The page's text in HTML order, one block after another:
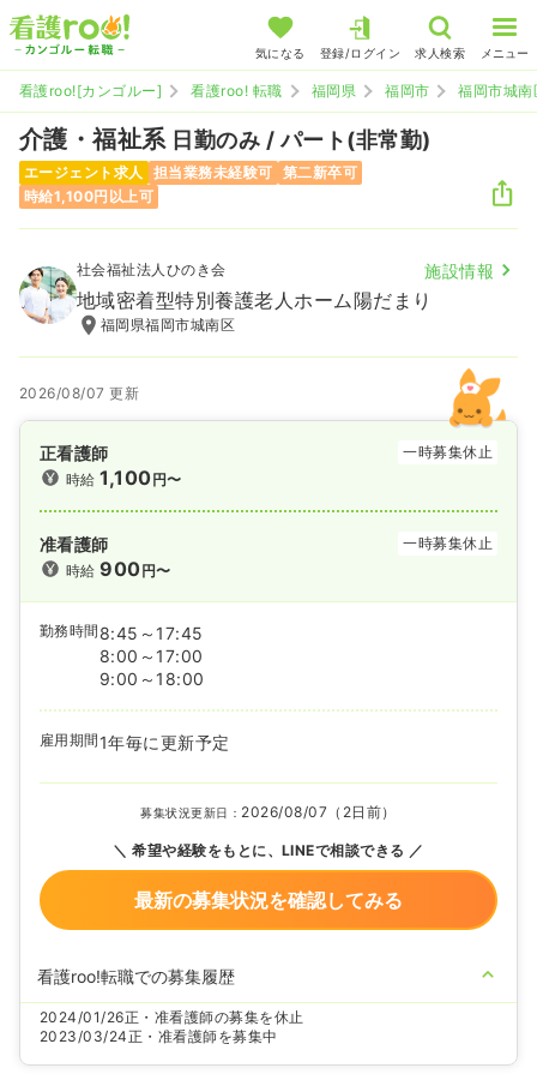
気になる 登録/ログイン 求人検索 メニュー
看護roo![カンゴルー] 看護roo! 転職 福岡県 福岡市 福岡市城南
介護・福祉系 日勤のみ / パート(非常勤)
エージェント求人 担当業務未経験可 第二新卒可
時給1,100円以上可
社会福祉法人ひのき会 施設情報
地域密着型特別養護老人ホーム陽だまり
福岡県福岡市城南区
2026/08/07 更新
正看護師
一時募集休止
時給1,100円〜
准看護師
一時募集休止
時給900円〜
勤務時間 8:45～17:45
8:00～17:00
9:00～18:00
雇用期間 1年毎に更新予定
募集状況更新日： 2026/08/07（2日前）
希望や経験をもとに、LINEで相談できる
最新の募集状況を確認してみる
看護roo!転職での募集履歴
2024/01/26正・准看護師の募集を休止
2023/03/24正・准看護師を募集中